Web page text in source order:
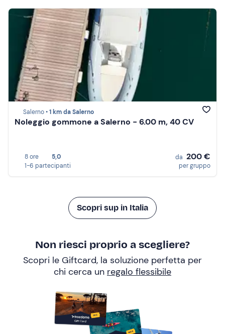
Salerno •1 km da Salerno
Noleggio gommone a Salerno - 6.00 m, 40 CV
8 ore
5,0
1-6 partecipanti
da 200 €
per gruppo
Scopri sup in Italia
Non riesci proprio a scegliere?
Scopri le Giftcard, la soluzione perfetta per
chi cerca un regalo flessibile